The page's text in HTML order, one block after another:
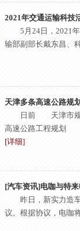
2021年交通运输科技
5月24日，2021
输部副部长戴东昌、
天津多条高速公路规
日前 天津市
高速公路工程规
[详细]
[汽车资讯]电咖与特
昨日，新实力造
议。根据协议，电咖